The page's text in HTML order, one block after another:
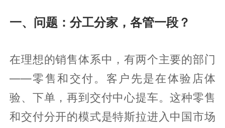
一、问题：分工分家，各管一段？
在理想的销售体系中，有两个主要的部门
——零售和交付。客户先是在体验店体
验、下单，再到交付中心提车。这种零售
和交付分开的模式是特斯拉进入中国市场